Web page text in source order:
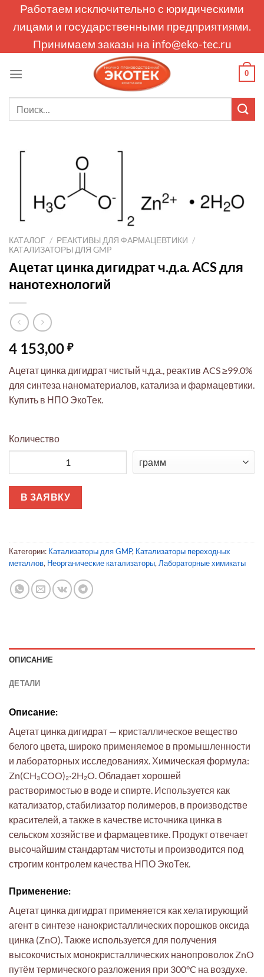
Работаем исключительно с юридическими
лицами и государственными предприятиями.
Принимаем заказы на info@eko-tec.ru
0
КАТАЛОГ / РЕАКТИВЫ ДЛЯ ФАРМАЦЕВТИКИ /
КАТАЛИЗАТОРЫ ДЛЯ GMP
Ацетат цинка дигидрат ч.д.а. ACS для
нанотехнологий
4 153,00 ₽
Ацетат цинка дигидрат чистый ч.д.а., реактив ACS ≥99.0%
для синтеза наноматериалов, катализа и фармацевтики.
Купить в НПО ЭкоТек.
Количество
В ЗАЯВКУ
Категории: Катализаторы для GMP, Катализаторы переходных
металлов, Неорганические катализаторы, Лабораторные химикаты
ОПИСАНИЕ
ДЕТАЛИ
Описание:
Ацетат цинка дигидрат — кристаллическое вещество
белого цвета, широко применяемое в промышленности
и лабораторных исследованиях. Химическая формула:
Zn(CH₃COO)₂·2H₂O. Обладает хорошей
растворимостью в воде и спирте. Используется как
катализатор, стабилизатор полимеров, в производстве
красителей, а также в качестве источника цинка в
сельском хозяйстве и фармацевтике. Продукт отвечает
высочайшим стандартам чистоты и производится под
строгим контролем качества НПО ЭкоТек.
Применение:
Ацетат цинка дигидрат применяется как хелатирующий
агент в синтезе нанокристаллических порошков оксида
цинка (ZnO). Также используется для получения
высокочистых монокристаллических нанопроволок ZnO
путём термического разложения при 300°C на воздухе.